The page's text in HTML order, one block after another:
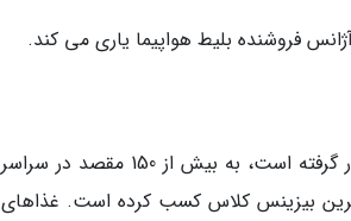
فروشنده بلیط هواپیما یاری می کند.
هواپیمایی قطر که دفتر مرکزی آن در فرودگاه بین المللی حمد در دوحه قطر قرار گرفته است، به بیش از 150 مقصد در سراسر
بیزینس کلاس کسب کرده است. غذاهای